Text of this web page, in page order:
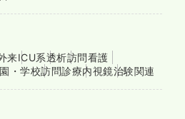
来ICU系透析訪問看護
・学校訪問診療内視鏡治験関連